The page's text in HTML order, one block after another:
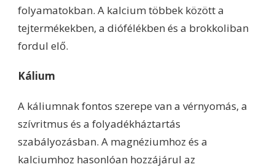
folyamatokban. A kalcium többek között a
tejtermékekben, a diófélékben és a brokkoliban
fordul elő.
Kálium
A káliumnak fontos szerepe van a vérnyomás, a
szívritmus és a folyadékháztartás
szabályozásban. A magnéziumhoz és a
kalciumhoz hasonlóan hozzájárul az